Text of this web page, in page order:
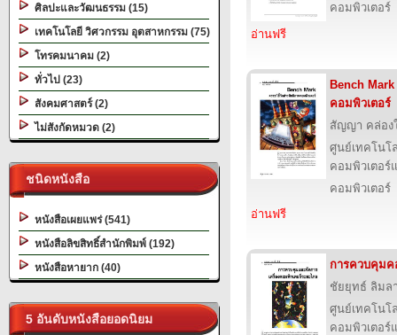
ศิลปะและวัฒนธรรม (15)
เทคโนโลยี วิศวกรรม อุตสาหกรรม (75)
โทรคมนาคม (2)
ทั่วไป (23)
สังคมศาสตร์ (2)
ไม่สังกัดหมวด (2)
ชนิดหนังสือ
หนังสือเผยแพร่ (541)
หนังสือลิขสิทธิ์สำนักพิมพ์ (192)
หนังสือหายาก (40)
5 อันดับหนังสือยอดนิยม
คอมพิวเตอร์
อ่านฟรี
Bench
คอมพิวเตอร์
สัญญา คล่อง
ศูนย์เทคโนโ
คอมพิวเตอร์
คอมพิวเตอร์
อ่านฟรี
การควบคุมค
ชัยยุทธ์ ลิมล
ศูนย์เทคโนโ
คอมพิวเตอร์